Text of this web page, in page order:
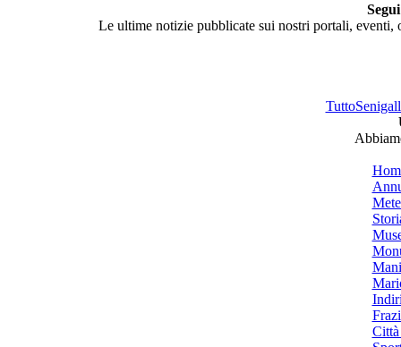
Le ultime notizie pubblicate sui nostri portali,
Città